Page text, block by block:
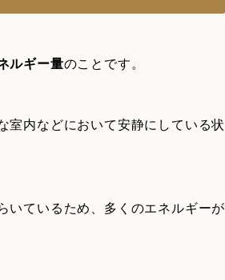
ルギー量のことです。
室内などにおいて安静にしている状
いているため、多くのエネルギーが